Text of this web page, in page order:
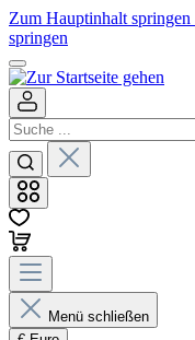
Zum Hauptinhalt springen
springen
Menü schließen